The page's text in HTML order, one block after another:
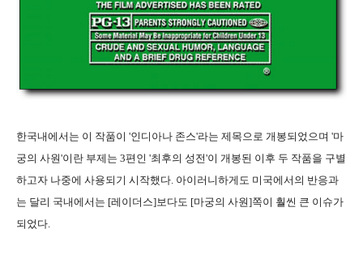
한국내에서는 이 작품이 '인디아나 존스'라는 제목으로 개봉되었으며 '마
궁의 사원'이란 부제는 3편인 '최후의 성전'이 개봉된 이후 두 작품을 구별
하고자 나중에 사용되기 시작했다. 아이러니하게도 미국에서의 반응과
는 달리 국내에서는 [레이더스]보다도 [마궁의 사원]쪽이 훨씬 큰 이슈가
되었다.